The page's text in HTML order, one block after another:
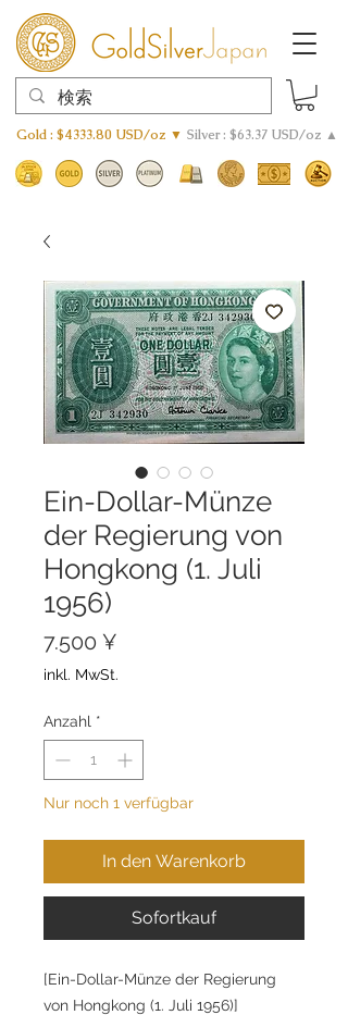
Gold : $4333.80 USD/oz ▼ Silver : $63.37 USD/oz ▲
Ein-Dollar-Münze
der Regierung von
Hongkong (1. Juli
1956)
7.500 ¥
inkl. MwSt.
Anzahl *
Nur noch 1 verfügbar
In den Warenkorb
Sofortkauf
[Ein-Dollar-Münze der Regierung
von Hongkong (1. Juli 1956)]